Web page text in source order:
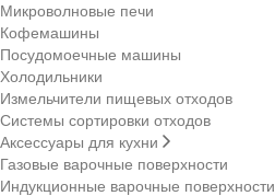
Микроволновые печи
Кофемашины
Посудомоечные машины
Холодильники
Измельчители пищевых отходов
Системы сортировки отходов
Аксессуары для кухни
Газовые варочные поверхности
Индукционные варочные поверхности